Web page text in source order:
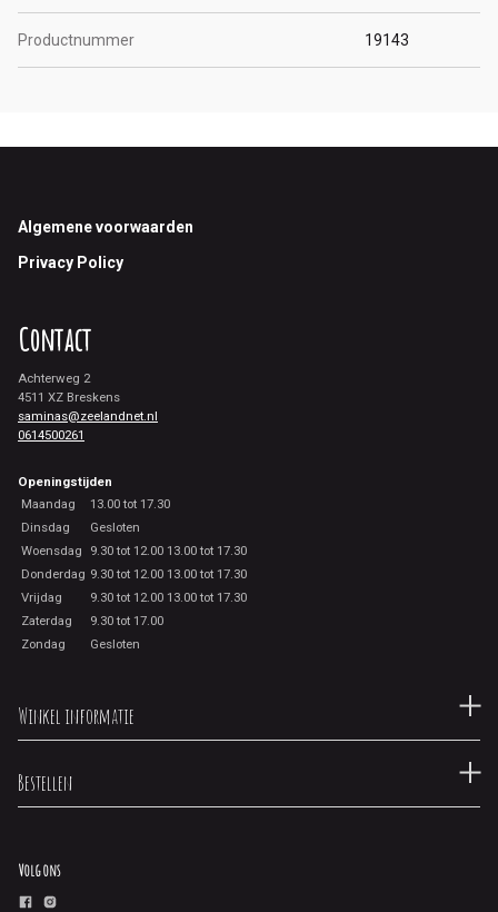
Productnummer 19143
Footer
Algemene voorwaarden
Privacy Policy
Contact
Achterweg 2
4511 XZ Breskens
saminas@zeelandnet.nl
0614500261
Openingstijden
Maandag
13.00 tot 17.30
Dinsdag
Gesloten
Woensdag
9.30 tot 12.00 13.00 tot 17.30
Donderdag 9.30 tot 12.00 13.00 tot 17.30
Vrijdag
9.30 tot 12.00 13.00 tot 17.30
Zaterdag
9.30 tot 17.00
Zondag
Gesloten
Winkel informatie
Bestellen
Volg ons